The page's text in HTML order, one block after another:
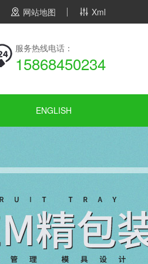
Xml
网站地图
服务热线电话：
15868450234
ENGLISH